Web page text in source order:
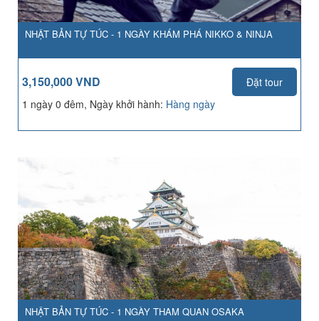
NHẬT BẢN TỰ TÚC - 1 NGÀY KHÁM PHÁ NIKKO & NINJA
3,150,000 VND
Đặt tour
1 ngày 0 đêm, Ngày khởi hành: Hàng ngày
NHẬT BẢN TỰ TÚC - 1 NGÀY THAM QUAN OSAKA